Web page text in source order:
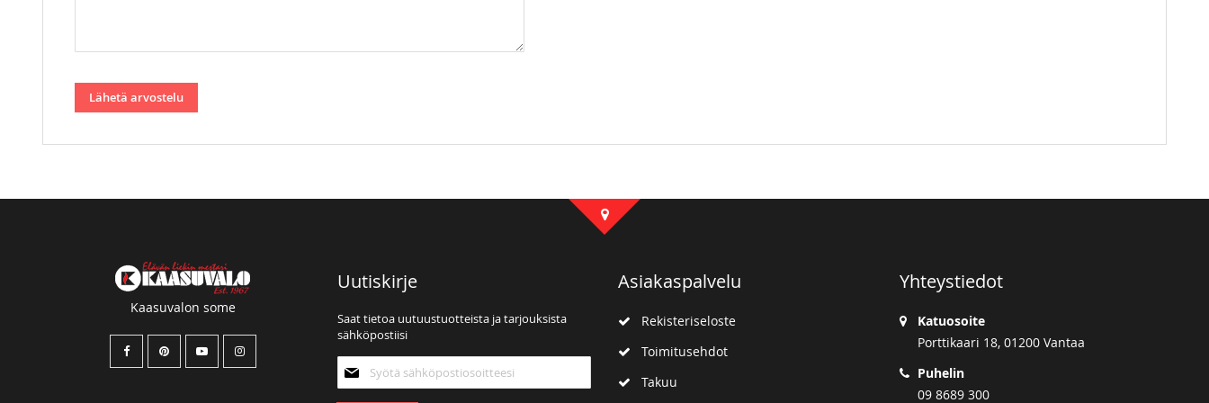
Lähetä arvostelu
Kaasuvalon some
Uutiskirje
Saat tietoa uutuustuotteista ja tarjouksista
sähköpostiisi
uutiskirjeemme:
Asiakaspalvelu
Rekisteriseloste
Toimitusehdot
Takuu
Yhteystiedot
Katuosoite
Porttikaari 18, 01200 Vantaa
Puhelin
09 8689 300